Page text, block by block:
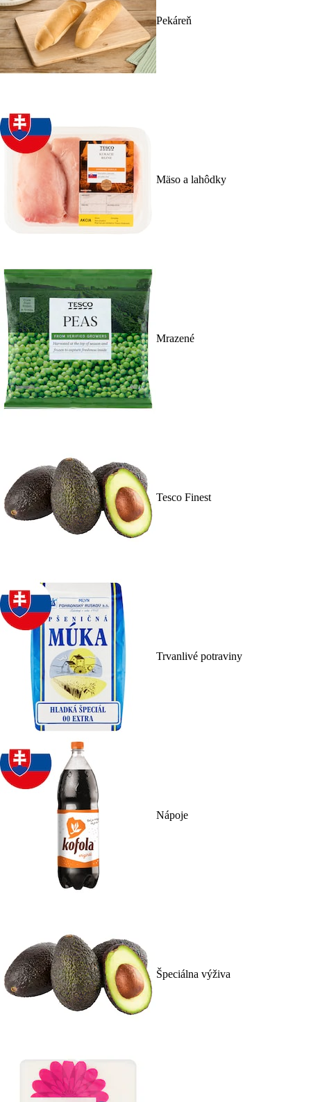
Pekáreň
Mäso a lahôdky
Mrazené
Tesco Finest
Trvanlivé potraviny
Nápoje
Špeciálna výživa